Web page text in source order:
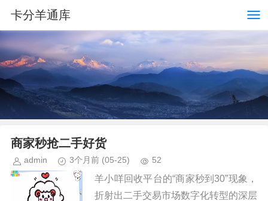
卡分羊通库
商家秒抢二手好货
admin 3个月前 (05-25) 52
羊小咩回收平台的“商家秒到30”现象，
折射出二手交易市场数字化转型的深层